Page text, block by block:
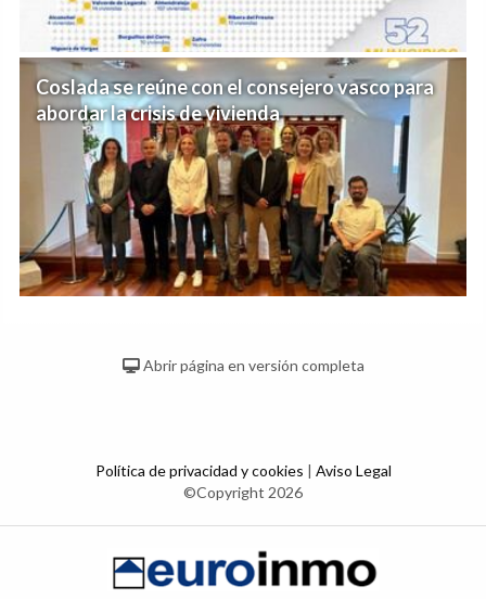
Coslada se reúne con el consejero vasco para
abordar la crisis de vivienda
Abrir página en versión completa
Política de privacidad y cookies | Aviso Legal
©Copyright 2026